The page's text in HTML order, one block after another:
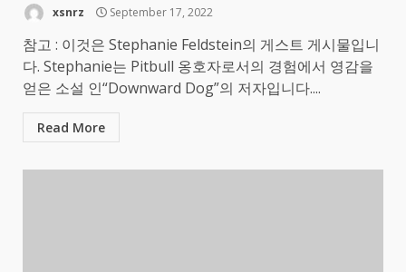
xsnrz September 17, 2022
참고 : 이것은 Stephanie Feldstein의 게스트 게시물입니
다. Stephanie는 Pitbull 옹호자로서의 경험에서 영감을
얻은 소설 인“Downward Dog”의 저자입니다....
Read More